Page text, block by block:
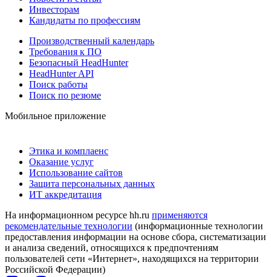
Инвесторам
Кандидаты по профессиям
Производственный календарь
Требования к ПО
Безопасный HeadHunter
HeadHunter API
Поиск работы
Поиск по резюме
Мобильное приложение
Этика и комплаенс
Оказание услуг
Использование сайтов
Защита персональных данных
ИТ аккредитация
На информационном ресурсе hh.ru применяются
рекомендательные технологии (информационные технологии
предоставления информации на основе сбора, систематизации
и анализа сведений, относящихся к предпочтениям
пользователей сети «Интернет», находящихся на территории
Российской Федерации)